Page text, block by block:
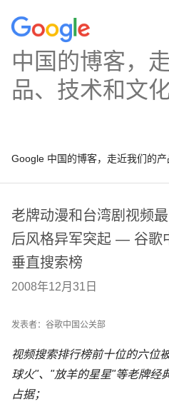
中国的博客，
品、技术和文
Google 中国的博客，走近我们的
老牌动漫和台湾剧视频
后风格异军突起 — 谷歌
垂直搜索榜
2008年12月31日
发表者：谷歌中国公关部
视频搜索排行榜前十位的六位
球火"、"放羊的星星"等老牌经
占据；